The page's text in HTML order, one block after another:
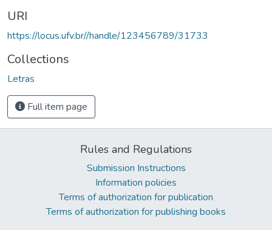
URI
https://locus.ufv.br//handle/123456789/31733
Collections
Letras
Full item page
Rules and Regulations
Submission Instructions
Information policies
Terms of authorization for publication
Terms of authorization for publishing books